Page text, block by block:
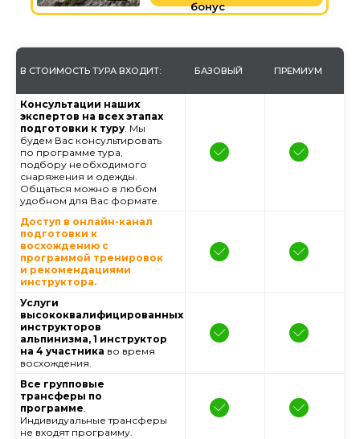
бонус
В СТОИМОСТЬ ТУРА ВХОДИТ: БАЗОВЫЙ ПРЕМИУМ
Консультации наших
экспертов на всех этапах
подготовки к туру. Мы
будем Вас консультировать
по программе тура,
подбору необходимого
снаряжения и одежды.
Общаться можно в любом
удобном для Вас формате.
Доступ в онлайн-канал
подготовки к
восхождению с
программой тренировок
и рекомендациями
инструктора.
Услуги
высококвалифицированных
инструкторов
альпинизма, 1 инструктор
на 4 участника во время
восхождения.
Все групповые
трансферы по
программе.
Индивидуальные трансферы
не входят программу.